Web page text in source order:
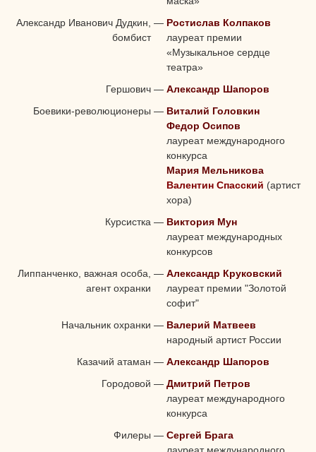
Александр Иванович Дудкин,
бомбист
— Ростислав Колпаков
лауреат премии
«Музыкальное сердце
театра»
Гершович — Александр Шапоров
Боевики-революционеры — Виталий Головкин
Федор Осипов
лауреат международного
конкурса
Мария Мельникова
Валентин Спасский (артист
хора)
Курсистка — Виктория Мун
лауреат международных
конкурсов
Липпанченко, важная особа,
агент охранки
— Александр Круковский
лауреат премии "Золотой
софит"
Начальник охранки — Валерий Матвеев
народный артист России
Казачий атаман — Александр Шапоров
Городовой — Дмитрий Петров
лауреат международного
конкурса
Филеры — Сергей Брага
лауреат международного